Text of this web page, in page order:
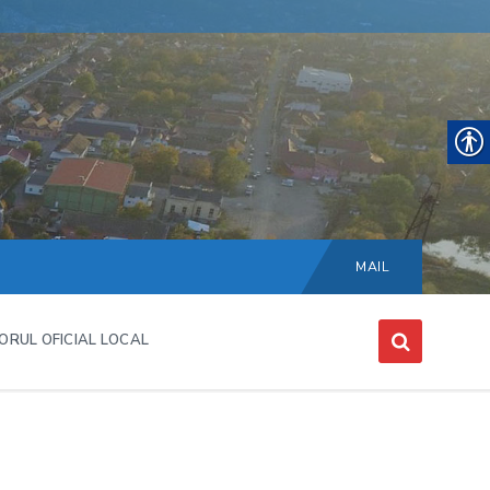
Choose
language:
MAIL
OFICIAL LOCAL